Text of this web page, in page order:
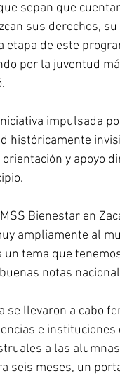
sepan que
sus derechos,
etapa de este
por la juventud
impulsada
históricamente
y apoyo
Bienestar en
ampliamente al
un tema que
notas
se llevaron a cabo
e
a las
seis meses, un